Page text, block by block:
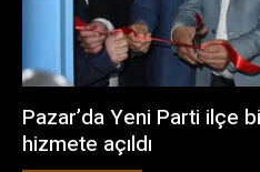
Pazar’da Yeni Parti ilçe
hizmete açıldı